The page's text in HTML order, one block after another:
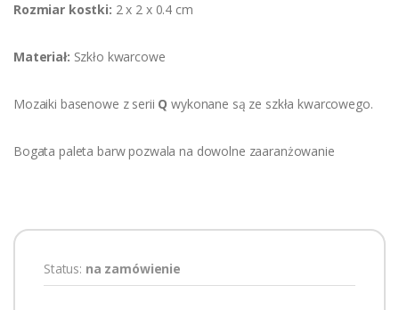
Rozmiar kostki: 2 x 2 x 0.4 cm
Materiał: Szkło kwarcowe
Mozaiki basenowe z serii Qwykonane są ze szkła kwarcowego.
Bogata paleta barw pozwala na dowolne zaaranżowanie
Status: na zamówienie